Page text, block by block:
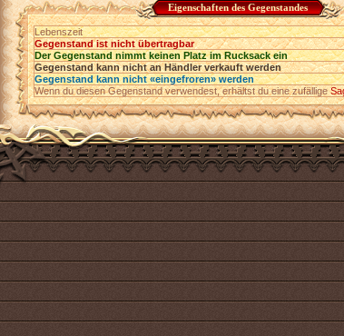
Eigenschaften des Gegenstandes
Lebenszeit
Gegenstand ist nicht übertragbar
Der Gegenstand nimmt keinen Platz im Rucksack ein
Gegenstand kann nicht an Händler verkauft werden
Gegenstand kann nicht «eingefroren» werden
Wenn du diesen Gegenstand verwendest, erhältst du eine zufällige